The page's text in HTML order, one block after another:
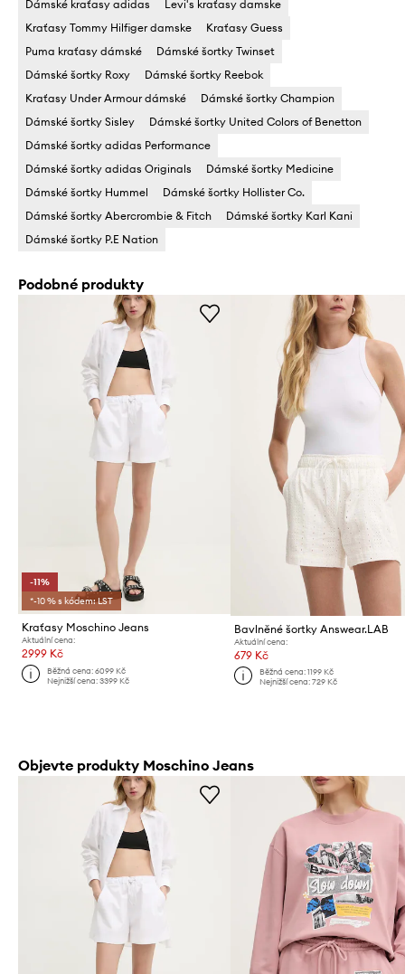
Dámské kraťasy adidas
Levi's kraťasy damske
Kraťasy Tommy Hilfiger damske
Kraťasy Guess
Puma kraťasy dámské
Dámské šortky Twinset
Dámské šortky Roxy
Dámské šortky Reebok
Kraťasy Under Armour dámské
Dámské šortky Champion
Dámské šortky Sisley
Dámské šortky United Colors of Benetton
Dámské šortky adidas Performance
Dámské šortky adidas Originals
Dámské šortky Medicine
Dámské šortky Hummel
Dámské šortky Hollister Co.
Dámské šortky Abercrombie & Fitch
Dámské šortky Karl Kani
Dámské šortky P.E Nation
Podobné produkty
-11%
*-10 % s kódem: LST
Kraťasy Moschino Jeans
Aktuální cena:
2999 Kč
Běžná cena:6099 Kč
Nejnižší cena:3399 Kč
Bavlněné šortky Answear.LAB
Aktuální cena:
679 Kč
Běžná cena: 1199 Kč
Nejnižší cena: 729 Kč
Objevte produkty Moschino Jeans